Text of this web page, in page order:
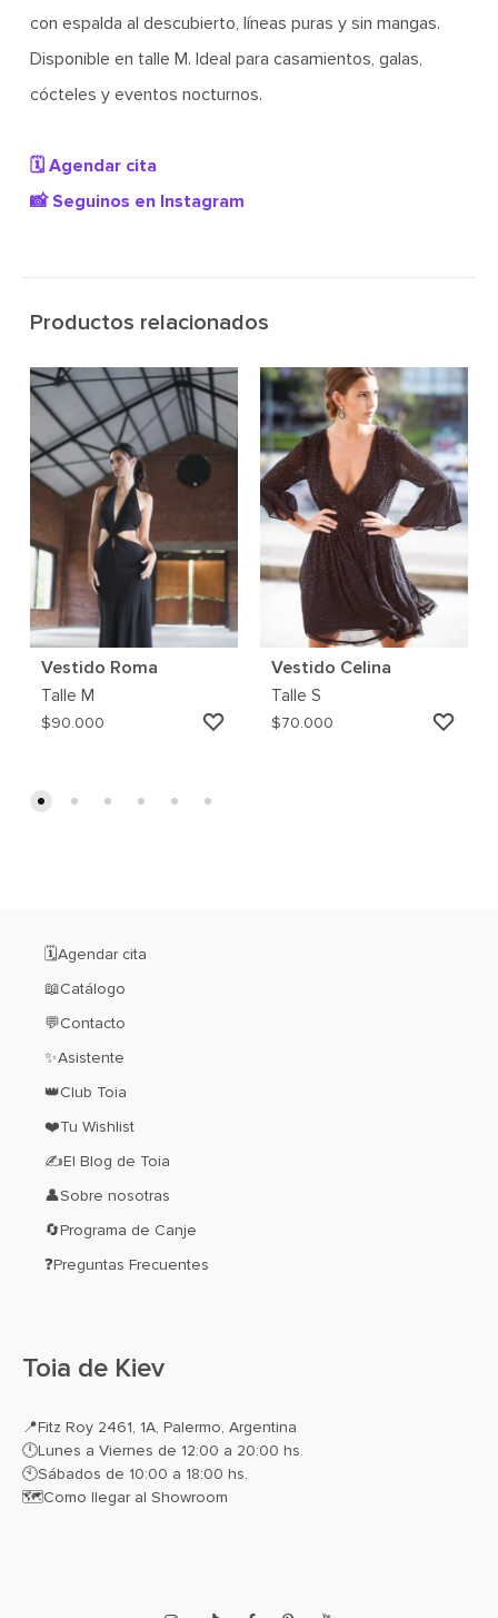
con espalda al descubierto, líneas puras y sin mangas.
Disponible en talle M. Ideal para casamientos, galas,
cócteles y eventos nocturnos.
🗓️ Agendar cita
📸 Seguinos en Instagram
Productos relacionados
Vestido Roma
Talle M
$90.000
AGREGAR
Vestido Celina
Talle S
$70.000
🗓️Agendar cita
📖Catálogo
💬Contacto
✨Asistente
👑Club Toia
❤️Tu Wishlist
✍El Blog de Toia
👤Sobre nosotras
🔄Programa de Canje
❓Preguntas Frecuentes
Toia de Kiev
📍Fitz Roy 2461, 1A, Palermo, Argentina
🕛Lunes a Viernes de 12:00 a 20:00 hs.
🕙Sábados de 10:00 a 18:00 hs.
🗺️Como llegar al Showroom